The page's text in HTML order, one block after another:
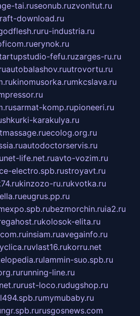
tai.ruseonub.ruzvonitut.ru
download.ru
ru-industria.ru
erynok.ru
fefu.ruzarges-ru.ru
autobalashov.ruutrovortu.ru
kinomusorka.rumkcslava.ru
sarmat-komp.rupioneeri.ru
shkurki-karakulya.ru
ecolog.org.ru
autodoctorservis.ru
net-life.net.ruavto-vozim.ru
electro.spb.rustroyavt.ru
kinzozo-ru.rukvotka.ru
eugrus.pp.ru
bezmorchin.ruia2.ru
kolosok-elita.ru
insiam.ruavegainfo.ru
vlast16.rukorru.net
lammin-suo.spb.ru
running-line.ru
rust-loco.rudugshop.ru
mymubaby.ru
ngr.spb.rurusgosnews.com